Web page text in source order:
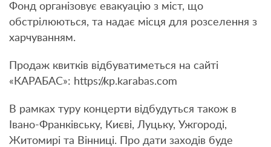
Фонд організовує евакуацію з міст, що
обстрілюються, та надає місця для розселення з
харчуванням.
Продаж квитків відбуватиметься на сайті
«КАРАБАС»: https://kp.karabas.com
В рамках туру концерти відбудуться також в
Івано-Франківську, Києві, Луцьку, Ужгороді,
Житомирі та Вінниці. Про дати заходів буде